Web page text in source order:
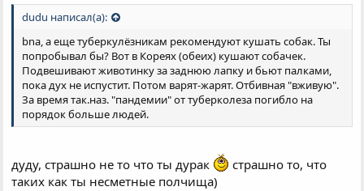
dudu написал(а):
bna, а еще туберкулёзникам рекомендуют кушать собак. Ты
попробывал бы? Вот в Кореях (обеих) кушают собачек.
Подвешивают животинку за заднюю лапку и бьют палками,
пока дух не испустит. Потом варят-жарят. Отбивная "вживую".
За время так.наз. "пандемии" от туберколеза погибло на
порядок больше людей.
дуду, страшно не то что ты дурак
страшно то, что
таких как ты несметные полчища)